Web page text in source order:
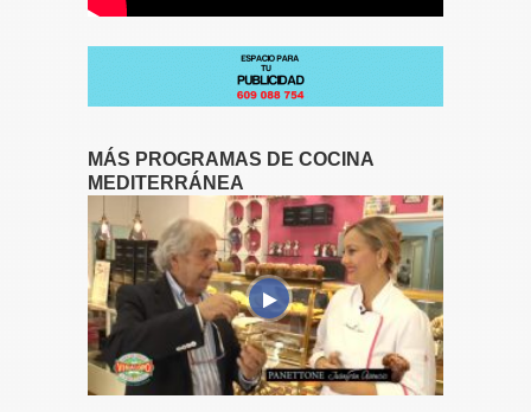
MÁS PROGRAMAS DE COCINA
MEDITERRÁNEA